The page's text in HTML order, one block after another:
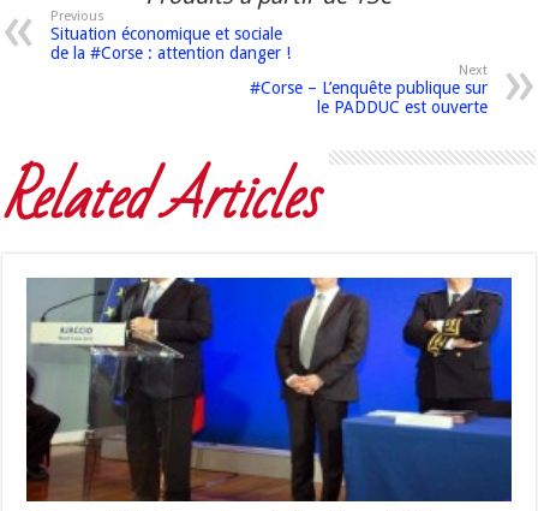
Previous
Situation économique et sociale
de la #Corse : attention danger !
Next
#Corse – L’enquête publique sur
le PADDUC est ouverte
Related Articles